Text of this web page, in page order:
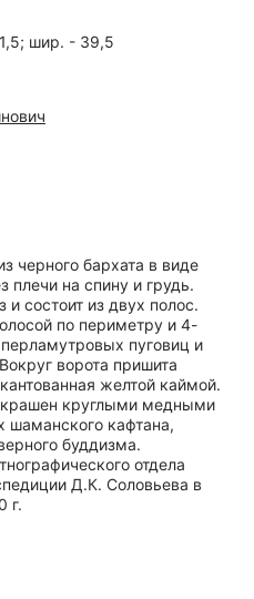
шир. - 39,5
черного бархата в виде
плечи на спину и грудь.
состоит из двух полос.
по периметру и 4-
пуговиц и
ворота пришита
желтой каймой.
круглыми медными
шаманского кафтана,
буддизма.
отдела
Д.К. Соловьева в
г.